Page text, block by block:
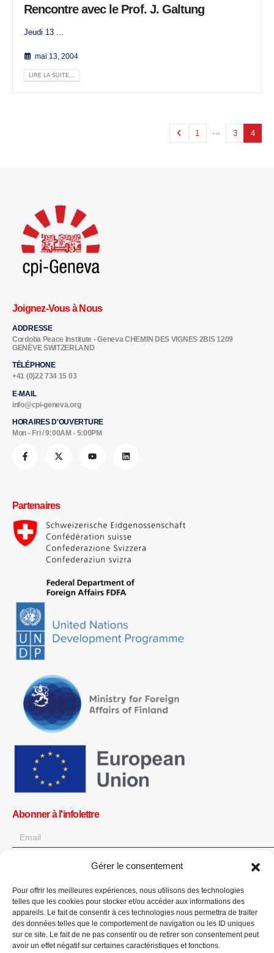
Gérer le consentement
Pour offrir les meilleures expériences, nous utilisons des technologies
telles que les cookies pour stocker et/ou accéder aux informations des
appareils. Le fait de consentir à ces technologies nous permettra de traiter
des données telles que le comportement de navigation ou les ID uniques
sur ce site. Le fait de ne pas consentir ou de retirer son consentement peut
avoir un effet négatif sur certaines caractéristiques et fonctions.
Rencontre avec le Prof. J. Galtung
Jeudi 13 ...
mai 13, 2004
LIRE LA SUITE...
1 … 3 4
Joignez-Vous à Nous
ADDRESSE
Cordoba Peace Institute - Geneva CHEMIN DES VIGNES 2BIS 1209
GENÈVE SWITZERLAND
TÉLÉPHONE
+41 (0)22 734 15 03
E-MAIL
info@cpi-geneva.org
HORAIRES D'OUVERTURE
Mon - Fri / 9:00AM - 5:00PM
Partenaires
Abonner à l'infolettre
Obtenez toutes les dernières informations sur les actualités, les
événements et les mises à jour. Inscrivez-vous à l'infolettre.
Faites un don